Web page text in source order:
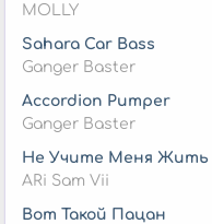
MOLLY
Sahara Car Bass
Ganger Baster
Accordion Pumper
Ganger Baster
Не Учите Меня Жить
ARi Sam Vii
Вот Такой Пацан